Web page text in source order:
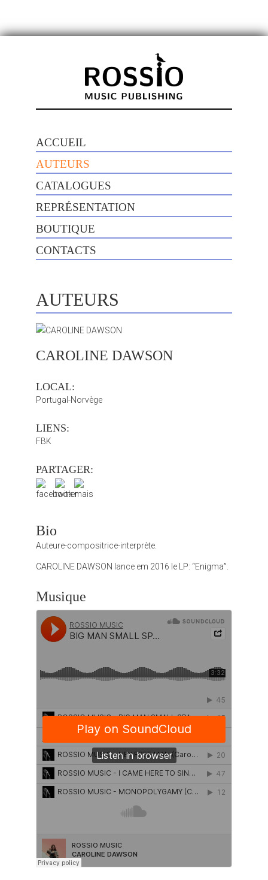
ACCUEIL
AUTEURS
CATALOGUES
REPRÉSENTATION
BOUTIQUE
CONTACTS
AUTEURS
CAROLINE DAWSON
LOCAL:
Portugal-Norvège
LIENS:
FBK
PARTAGER:
Bio
Auteure-compositrice-interprète.
CAROLINE DAWSON lance em 2016 le LP: “Enigma”.
Musique